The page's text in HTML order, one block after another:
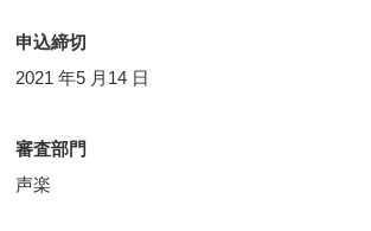
申込締切
2021 年5 月14 日
審査部門
声楽